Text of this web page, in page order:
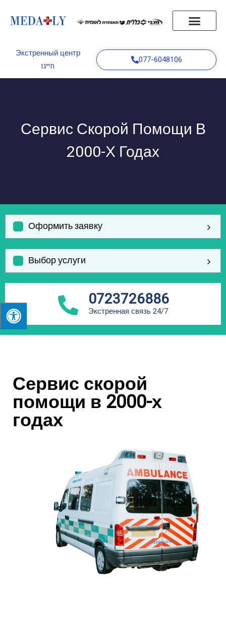
Экстренный центр
חייגו
077-6048106
Сервис Скорой Помощи В
2000-Х Годах
Оформить заявку
Выбор услуги
0723726886
Экстренная связь 24/7
Сервис скорой
помощи в 2000-х
годах